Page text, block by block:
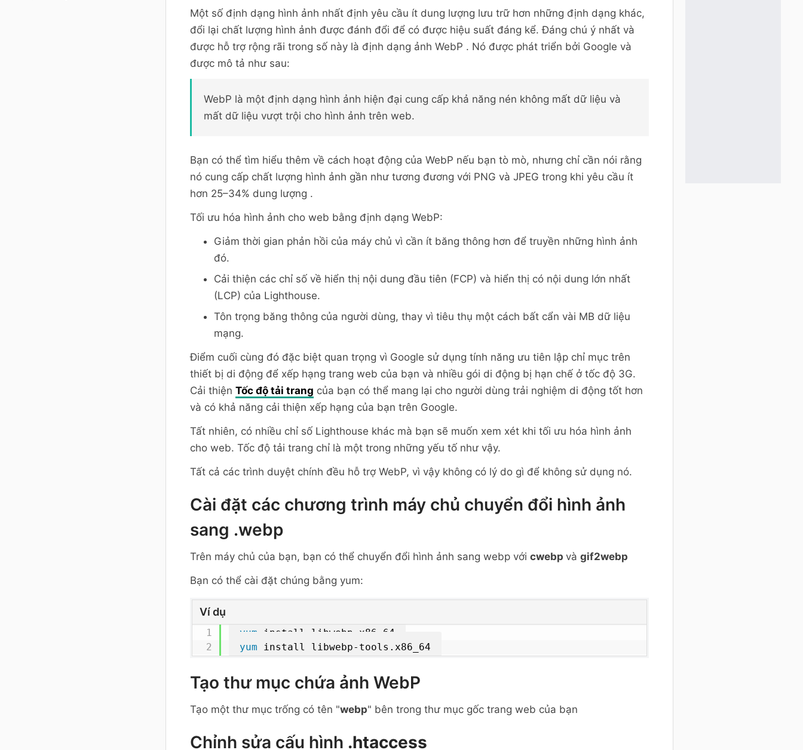
Một số định dạng hình ảnh nhất định yêu cầu ít dung lượng lưu trữ hơn những định dạng khác,
đổi lại chất lượng hình ảnh được đánh đổi để có được hiệu suất đáng kể. Đáng chú ý nhất và
được hỗ trợ rộng rãi trong số này là định dạng ảnh WebP . Nó được phát triển bởi Google và
được mô tả như sau:
WebP là một định dạng hình ảnh hiện đại cung cấp khả năng nén không mất dữ liệu và
mất dữ liệu vượt trội cho hình ảnh trên web.
Bạn có thể tìm hiểu thêm về cách hoạt động của WebP nếu bạn tò mò, nhưng chỉ cần nói rằng
nó cung cấp chất lượng hình ảnh gần như tương đương với PNG và JPEG trong khi yêu cầu ít
hơn 25–34% dung lượng .
Tối ưu hóa hình ảnh cho web bằng định dạng WebP:
Giảm thời gian phản hồi của máy chủ vì cần ít băng thông hơn để truyền những hình ảnh
đó.
Cải thiện các chỉ số về hiển thị nội dung đầu tiên (FCP) và hiển thị có nội dung lớn nhất
(LCP) của Lighthouse.
Tôn trọng băng thông của người dùng, thay vì tiêu thụ một cách bất cẩn vài MB dữ liệu
mạng.
Điểm cuối cùng đó đặc biệt quan trọng vì Google sử dụng tính năng ưu tiên lập chỉ mục trên
thiết bị di động để xếp hạng trang web của bạn và nhiều gói di động bị hạn chế ở tốc độ 3G.
Cải thiện Tốc độ tải trang của bạn có thể mang lại cho người dùng trải nghiệm di động tốt hơn
và có khả năng cải thiện xếp hạng của bạn trên Google.
Tất nhiên, có nhiều chỉ số Lighthouse khác mà bạn sẽ muốn xem xét khi tối ưu hóa hình ảnh
cho web. Tốc độ tải trang chỉ là một trong những yếu tố như vậy.
Tất cả các trình duyệt chính đều hỗ trợ WebP, vì vậy không có lý do gì để không sử dụng nó.
Cài đặt các chương trình máy chủ chuyển đổi hình ảnh
sang .webp
Trên máy chủ của bạn, bạn có thể chuyển đổi hình ảnh sang webp với cwebp và gif2webp
Bạn có thể cài đặt chúng bằng yum:
Ví dụ
yum install libwebp.x86_64
yum install libwebp-tools.x86_64
Tạo thư mục chứa ảnh WebP
Tạo một thư mục trống có tên "webp" bên trong thư mục gốc trang web của bạn
Chỉnh sửa cấu hình .htaccess